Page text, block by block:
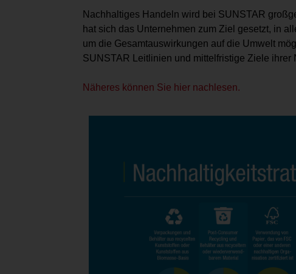
Nachhaltiges Handeln wird bei SUNSTAR
hat sich das Unternehmen zum Ziel gesetzt, in
um die Gesamtauswirkungen auf die Umwelt
SUNSTAR Leitlinien und mittelfristige Ziele
Näheres können Sie hier nachlesen.